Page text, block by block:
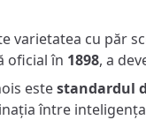
varietatea cu păr
oficial în 1898, a
estestandardul
între